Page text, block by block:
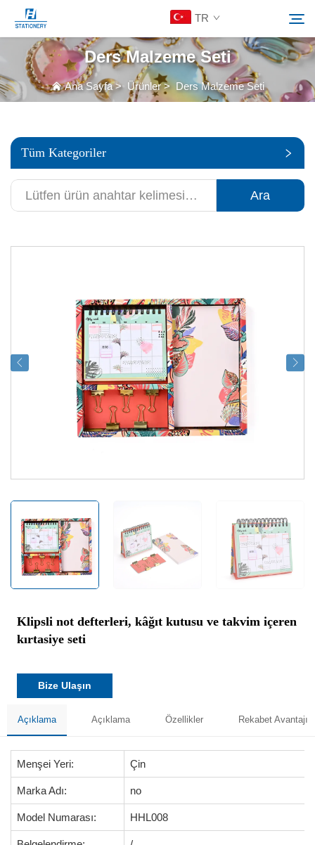
TR
Ürünler
Özelleştirilmiş Çözümler
Kaynaklar
Ara
Ders Malzeme Seti
Ana Sayfa> Ürünler>Ders Malzeme Seti
Tüm Kategoriler
Ara
Klipsli not defterleri, kâğıt kutusu ve takvim içeren
kırtasiye seti
Bize Ulaşın
Açıklama Açıklama Özellikler Rekabet Avantajı
Menşei Yeri: Çin
Marka Adı: no
Model Numarası: HHL008